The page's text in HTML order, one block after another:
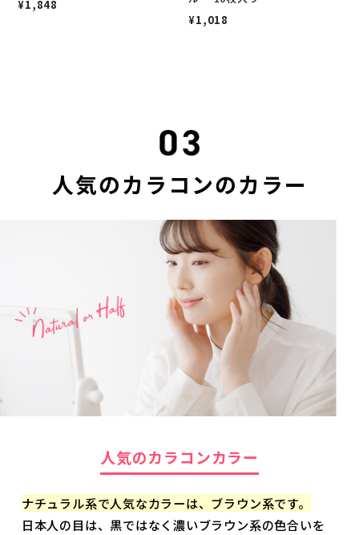
¥1,848
¥1,018
人気のカラコンのカラー
人気のカラコンカラー
ナチュラル系で人気なカラーは、ブラウン系です。
日本人の目は、黒ではなく濃いブラウン系の色合いを